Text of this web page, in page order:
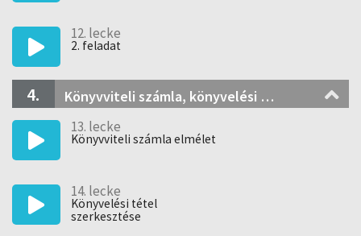
12. lecke
2. feladat
4. Könyvviteli számla, könyvelési tétel szerkesztése
13. lecke
Könyvviteli számla elmélet
14. lecke
Könyvelési tétel
szerkesztése